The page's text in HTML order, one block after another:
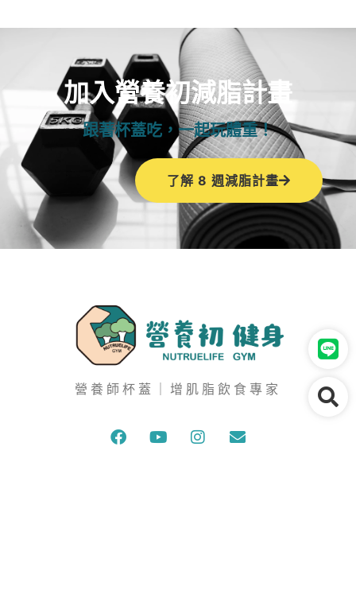
加入營養初減脂計畫
跟著杯蓋吃，一起玩體重！
了解 8 週減脂計畫
營養師杯蓋｜增肌脂飲食專家